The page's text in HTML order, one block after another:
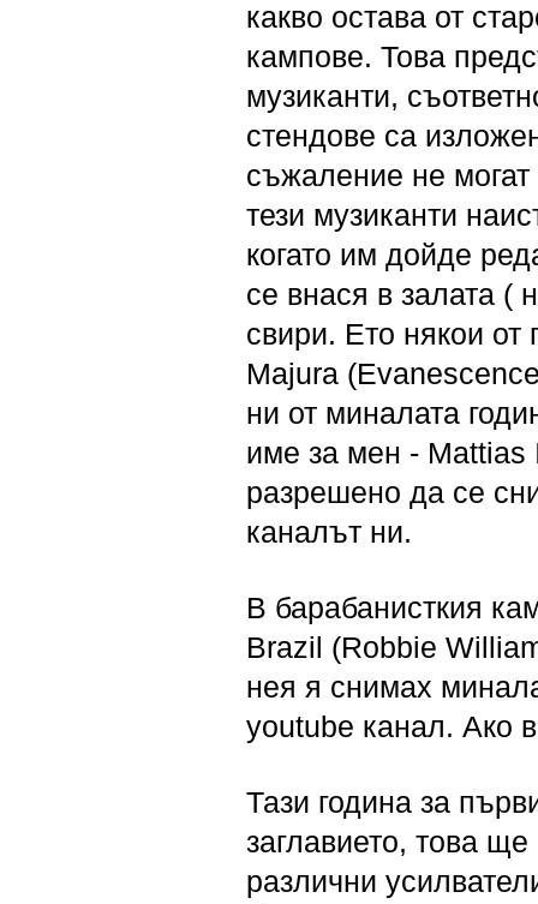
какво остава от
кампове. Това
музиканти,
стендове са
съжаление не могат
тези музиканти
когато им дойде
се внася в залата (
свири. Ето някои от
Majura
ни от миналата
име за мен - Mattias
разрешено да се
каналът ни.
В барабанисткия
Brazil (Robbie
нея я снимах
youtube канал. Ако
Тази година за
заглавието, това
различни